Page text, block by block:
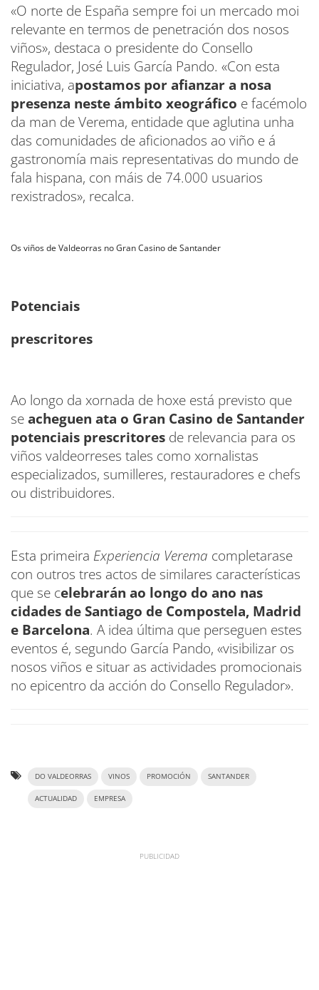
«O norte de España sempre foi un mercado moi
relevante en termos de penetración dos nosos
viños», destaca o presidente do Consello
Regulador, José Luis García Pando. «Con esta
iniciativa, apostamos por afianzar a nosa
presenza neste ámbito xeográfico e facémolo
da man de Verema, entidade que aglutina unha
das comunidades de aficionados ao viño e á
gastronomía mais representativas do mundo de
fala hispana, con máis de 74.000 usuarios
rexistrados», recalca.
Os viños de Valdeorras no Gran Casino de Santander
Potenciais
prescritores
Ao longo da xornada de hoxe está previsto que
seacheguen ata o Gran Casino de Santander
potenciais prescritores de relevancia para os
viños valdeorreses tales como xornalistas
especializados, sumilleres, restauradores e chefs
ou distribuidores.
Esta primeira Experiencia Verema completarase
con outros tres actos de similares características
que se celebrarán ao longo do ano nas
cidades de Santiago de Compostela, Madrid
e Barcelona. A idea última que perseguen estes
eventos é, segundo García Pando, «visibilizar os
nosos viños e situar as actividades promocionais
no epicentro da acción do Consello Regulador».
DO VALDEORRAS VINOS PROMOCIÓN SANTANDER
ACTUALIDAD EMPRESA